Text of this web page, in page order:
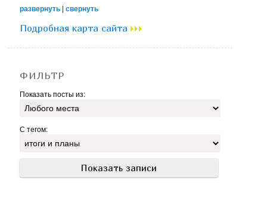
развернуть |свернуть
Подробная карта сайта
ФИЛЬТР
Показать посты из:
С тегом: